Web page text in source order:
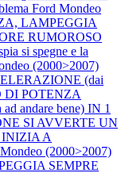
Ford Mondeo
LAMPEGGIA
RUMOROSO
si spegne e la
(2000>2007)
(dai
DI POTENZA
andare bene) IN 1
SI AVVERTE UN
A
(2000>2007)
SEMPRE